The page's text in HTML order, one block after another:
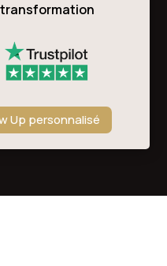
Up personnalisé